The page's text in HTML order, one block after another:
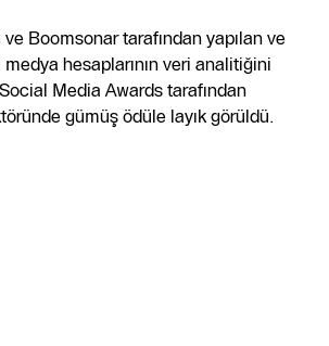
Boomsonar tarafından yapılan ve
hesaplarının veri analitiğini
Media Awards tarafından
gümüş ödüle layık görüldü.